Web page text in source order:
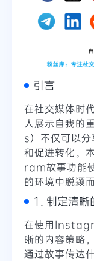
引言
在社交媒体时
人展示自我的
s）不仅可以
和促进转化。
ram故事功能
的环境中脱颖而
1. 制定清晰
在使用
晰的内容策略
通过故事传达